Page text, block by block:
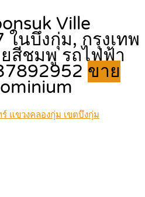
Ville
นบึงกุ่ม, กรุงเทพ
สีชมพู รถไฟฟ้า
ขาย
แขวงคลองกุ่ม เขตบึงกุ่ม